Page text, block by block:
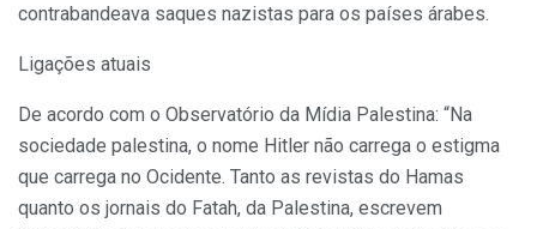
contrabandeava saques nazistas para os países árabes.
Ligações atuais
De acordo com o Observatório da Mídia Palestina: “Na
sociedade palestina, o nome Hitler não carrega o estigma
que carrega no Ocidente. Tanto as revistas do Hamas
quanto os jornais do Fatah, da Palestina, escrevem